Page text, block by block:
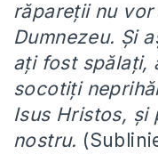
răpareţii nu
Dumnezeu. Şi
aţi fost spălaţi,
socotiţi
Isus Hristos, şi
nostru.